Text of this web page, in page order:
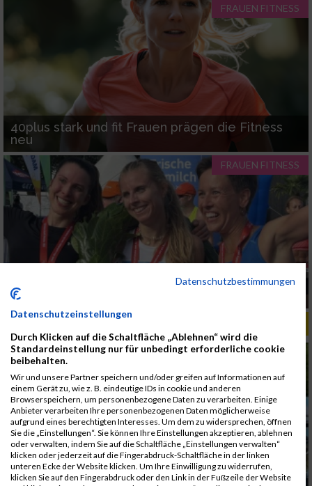
FRAUEN FITNESS
40plus stark und fit Frauen prägen die Fitness
neu
FRAUEN FITNESS
Frauenfitness 2025 und 2026 – warum Training
heute ein Statement ist
Datenschutzbestimmungen
Datenschutzeinstellungen
Durch Klicken auf die Schaltfläche „Ablehnen“ wird die
Standardeinstellung nur für unbedingt erforderliche cookie
beibehalten.
Wir und unsere Partner speichern und/oder greifen auf Informationen auf
einem Gerät zu, wie z. B. eindeutige IDs in cookie und anderen
Browserspeichern, um personenbezogene Daten zu verarbeiten. Einige
Anbieter verarbeiten Ihre personenbezogenen Daten möglicherweise
aufgrund eines berechtigten Interesses. Um dem zu widersprechen, öffnen
Sie die „Einstellungen“. Sie können Ihre Einstellungen akzeptieren, ablehnen
oder verwalten, indem Sie auf die Schaltfläche „Einstellungen verwalten“
klicken oder jederzeit auf die Fingerabdruck-Schaltfläche in der linken
unteren Ecke der Website klicken. Um Ihre Einwilligung zu widerrufen,
klicken Sie auf den Fingerabdruck oder den Link in der Fußzeile der Website